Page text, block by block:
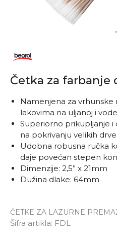
Četka za farbanje
ČETKE ZA LAZURNE
Šifra artikla: FDL
Namenjena za vrhunske
lakovima na uljanoj i
Superiorno prikupljanje
na pokrivanju velikih
Udobna robusna ručka
daje povećan stepen
Dimenzije: 2,5” x 21mm
Dužina dlake: 64mm